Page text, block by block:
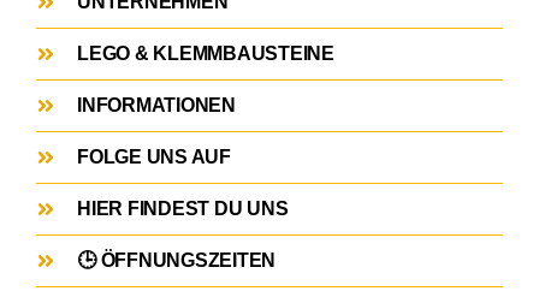
LEGO & KLEMMBAUSTEINE
INFORMATIONEN
FOLGE UNS AUF
HIER FINDEST DU UNS
🕒 ÖFFNUNGSZEITEN